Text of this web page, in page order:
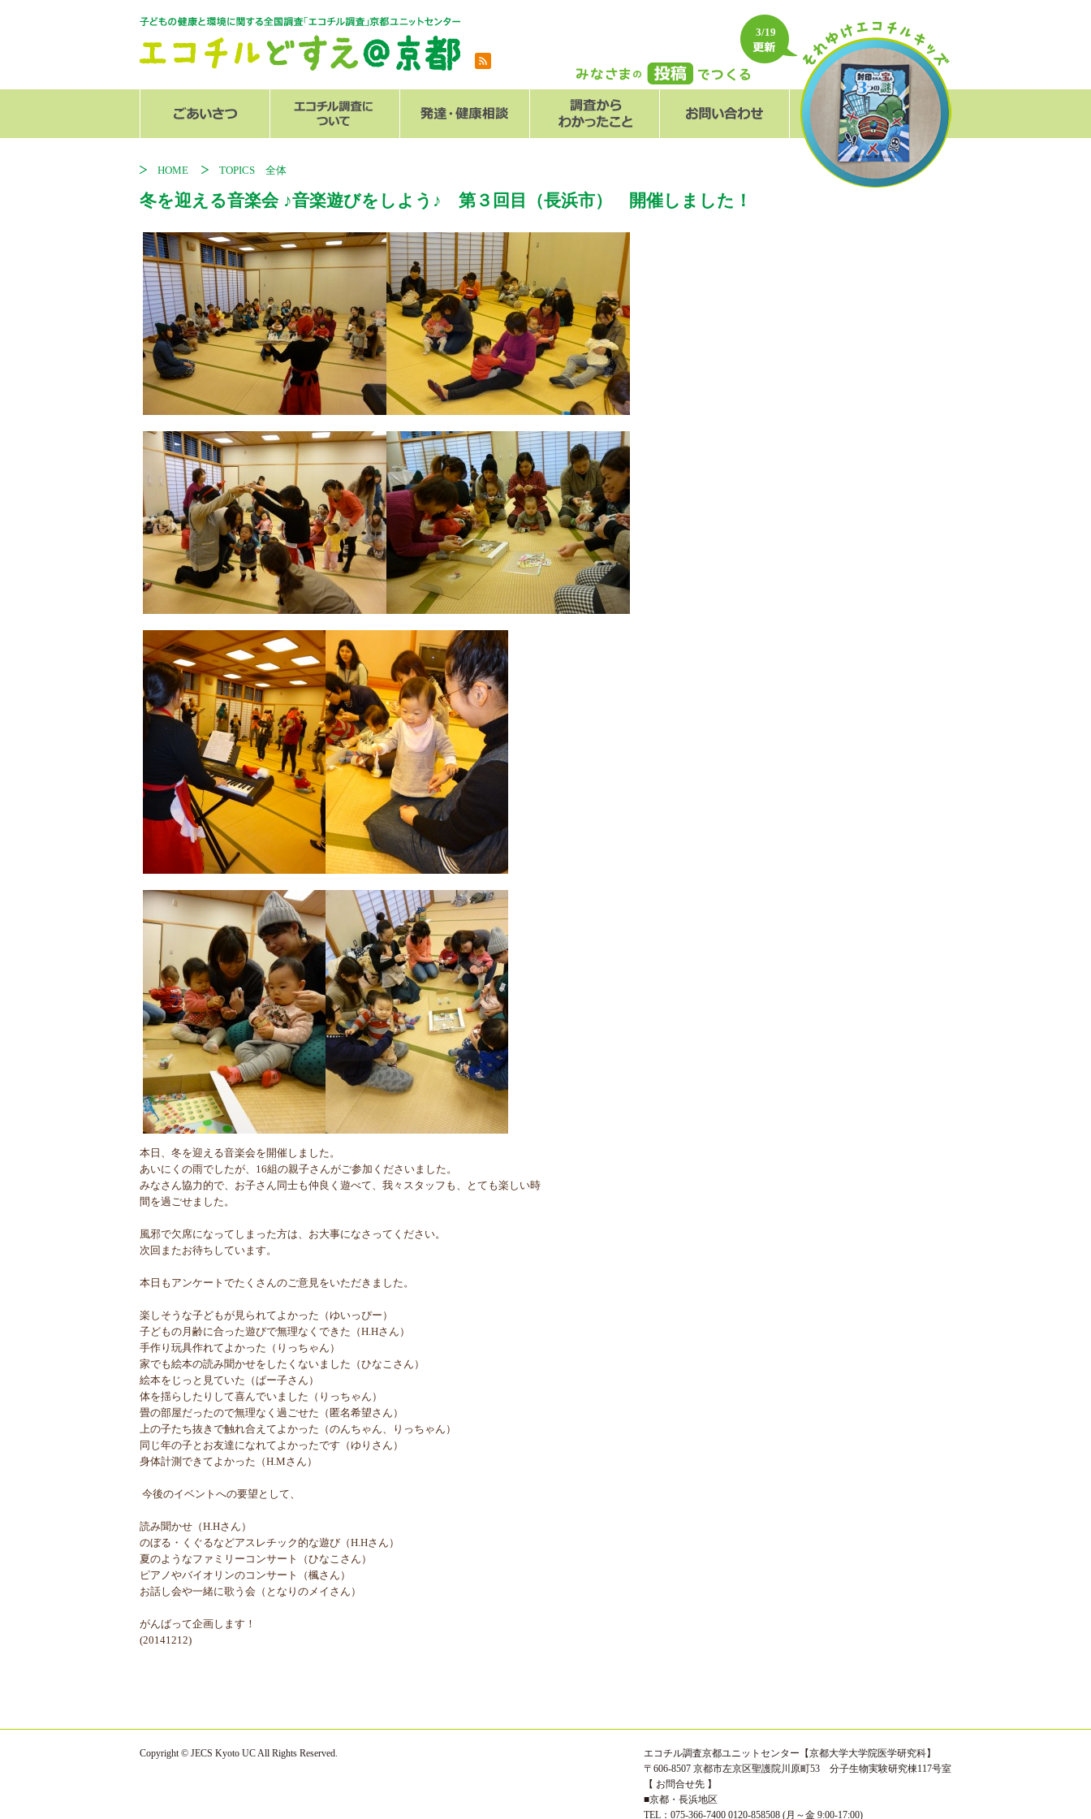
3/19
センター長からのご挨拶
スタッフ紹介
HOME TOPICS 全体
冬を迎える音楽会 ♪音楽遊びをしよう♪ 第３回目（長浜市） 開催しました！
本日、冬を迎える音楽会を開催しました。
あいにくの雨でしたが、16組の親子さんがご参加くださいました。
みなさん協力的で、お子さん同士も仲良く遊べて、我々スタッフも、とても楽しい時
間を過ごせました。
風邪で欠席になってしまった方は、お大事になさってください。
次回またお待ちしています。
本日もアンケートでたくさんのご意見をいただきました。
楽しそうな子どもが見られてよかった（ゆいっぴー）
子どもの月齢に合った遊びで無理なくできた（H.Hさん）
手作り玩具作れてよかった（りっちゃん）
家でも絵本の読み聞かせをしたくないました（ひなこさん）
絵本をじっと見ていた（ぱー子さん）
体を揺らしたりして喜んでいました（りっちゃん）
畳の部屋だったので無理なく過ごせた（匿名希望さん）
上の子たち抜きで触れ合えてよかった（のんちゃん、りっちゃん）
同じ年の子とお友達になれてよかったです（ゆりさん）
身体計測できてよかった（H.Mさん）
今後のイベントへの要望として、
読み聞かせ（H.Hさん）
のぼる・くぐるなどアスレチック的な遊び（H.Hさん）
夏のようなファミリーコンサート（ひなこさん）
ピアノやバイオリンのコンサート（楓さん）
お話し会や一緒に歌う会（となりのメイさん）
がんばって企画します！
(20141212)
Copyright © JECS Kyoto UC All Rights Reserved.
エコチル調査京都ユニットセンター【京都大学大学院医学研究科】
〒606-8507 京都市左京区聖護院川原町53 分子生物実験研究棟117号室
【 お問合せ先 】
■京都・長浜地区
TEL：075-366-7400 0120-858508 (月～金 9:00-17:00)